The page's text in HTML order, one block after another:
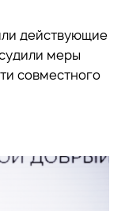
действующие
меры
совместного